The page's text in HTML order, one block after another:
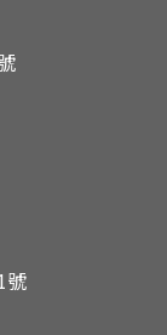
號